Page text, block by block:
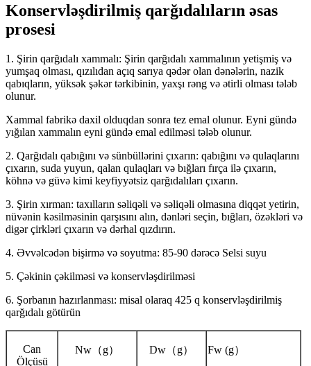
Konservləşdirilmiş qarğıdalıların əsas
prosesi
1. Şirin qarğıdalı xammalı: Şirin qarğıdalı xammalının yetişmiş və
yumşaq olması, qızılıdan açıq sarıya qədər olan dənələrin, nazik
qabıqların, yüksək şəkər tərkibinin, yaxşı rəng və ətirli olması tələb
olunur.
Xammal fabrikə daxil olduqdan sonra tez emal olunur. Eyni gündə
yığılan xammalın eyni gündə emal edilməsi tələb olunur.
2. Qarğıdalı qabığını və sünbüllərini çıxarın: qabığını və qulaqlarını
çıxarın, suda yuyun, qalan qulaqları və bığları fırça ilə çıxarın,
köhnə və güvə kimi keyfiyyətsiz qarğıdalıları çıxarın.
3. Şirin xırman: taxılların səliqəli və səliqəli olmasına diqqət yetirin,
nüvənin kəsilməsinin qarşısını alın, dənləri seçin, bığları, özəkləri və
digər çirkləri çıxarın və dərhal qızdırın.
4. Əvvəlcədən bişirmə və soyutma: 85-90 dərəcə Selsi suyu
5. Çəkinin çəkilməsi və konservləşdirilməsi
6. Şorbanın hazırlanması: misal olaraq 425 q konservləşdirilmiş
qarğıdalı götürün
Can
Ölçüsü
Nw（g） Dw（g） Fw (g）